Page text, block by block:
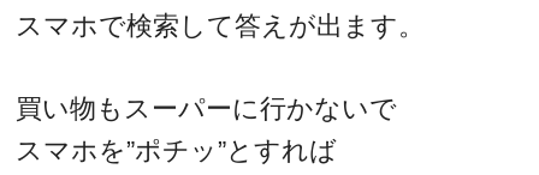
スマホで検索して答えが出ます。
買い物もスーパーに行かないで
スマホを”ポチッ”とすれば